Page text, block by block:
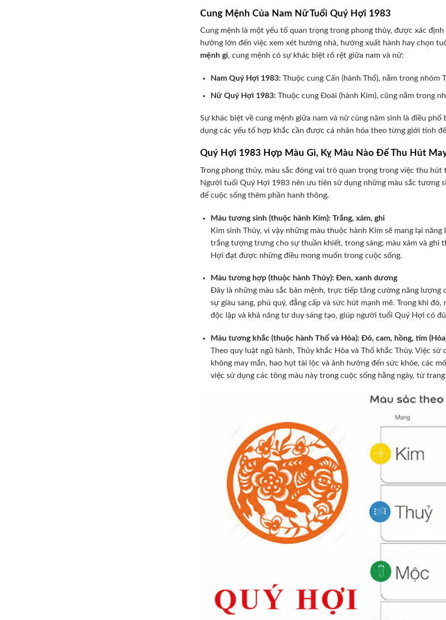
Cung Mệnh Của Nam Nữ Tuổi Quý Hợi 1983
Cung mệnh là một yếu tố quan trọng trong phong thủy, được xác
hưởng lớn đến việc xem xét hướng nhà, hướng xuất hành hay chọn
mệnh gì, cung mệnh có sự khác biệt rõ rệt giữa nam và nữ:
Nam Quý Hợi 1983:Thuộc cung Cấn (hành Thổ), nằm trong nhóm
Nữ Quý Hợi 1983:Thuộc cung Đoài (hành Kim), cũng nằm trong
Sự khác biệt về cung mệnh giữa nam và nữ cùng năm sinh là điều
dụng các yếu tố hợp khắc cần được cá nhân hóa theo từng giới tính
Quý Hợi 1983 Hợp Màu Gì, Kỵ Màu Nào Để Thu Hút
Trong phong thủy, màu sắc đóng vai trò quan trọng trong việc thu
Người tuổi Quý Hợi 1983 nên ưu tiên sử dụng những màu sắc tương
để cuộc sống thêm phần hanh thông.
Màu tương sinh (thuộc hành Kim): Trắng, xám, ghi
Kim sinh Thủy, vì vậy những màu thuộc hành Kim sẽ mang lại
trắng tượng trưng cho sự thuần khiết, trong sáng; màu xám và ghi
Hợi đạt được những điều mong muốn trong cuộc sống.
Màu tương hợp (thuộc hành Thủy): Đen, xanh dương
Đây là những màu sắc bản mệnh, trực tiếp tăng cường năng
sự giàu sang, phú quý, đẳng cấp và sức hút mạnh mẽ. Trong khi
độc lập và khả năng tư duy sáng tạo, giúp người tuổi Quý Hợi có
Màu tương khắc (thuộc hành Thổ và Hỏa): Đỏ, cam, hồng, tím
Theo quy luật ngũ hành, Thủy khắc Hỏa và Thổ khắc Thủy. Việc
không may mắn, hao hụt tài lộc và ảnh hưởng đến sức khỏe, các
việc sử dụng các tông màu này trong cuộc sống hằng ngày, từ